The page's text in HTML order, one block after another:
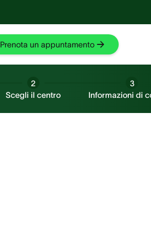
Prenota un appuntamento
Prova SilentCloud
Prova SilentCloud
2
Scegli il centro
3
Informazioni di